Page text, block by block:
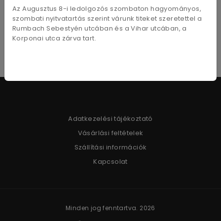
Az Augusztus 8-i ledolgozós szombaton hagyományos,
szombati nyitvatartás szerint várunk titeket szeretettel a
Rumbach Sebestyén utcában és a Vihar utcában, a
Korponai utca zárva tart.
3 990Ft
Adatkezelési tájékoztató
Vásárlási feltételek
Szállítási információk
Kapcsolat
Minden jog fenntartva. 2026